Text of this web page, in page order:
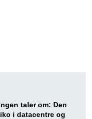
taler om: Den
i datacentre og